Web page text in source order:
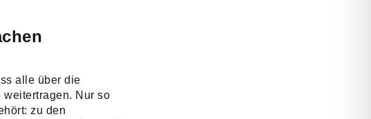
alle über die
Nur so
zu den